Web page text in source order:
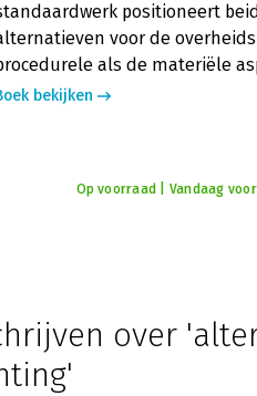
positioneert
voor de
als de materiële
bekijken
Op voorraad | Vandaag
over